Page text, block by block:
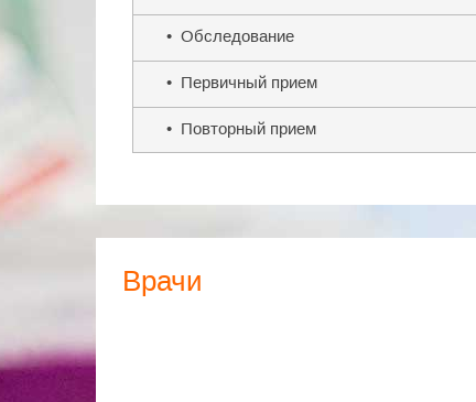
• Обследование
• Первичный прием
• Повторный прием
Врачи